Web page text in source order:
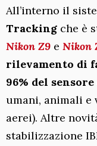
All’interno il
Tracking che è
Nikon Z9 e Nikon
rilevamento di
96% del sensore
umani, animali e
aerei). Altre
stabilizzazione